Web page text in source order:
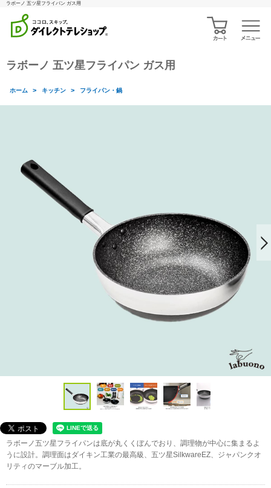
ラボーノ 五ツ星フライパン ガス用
ラボーノ 五ツ星フライパン ガス用
ホーム > キッチン > フライパン・鍋
ラボーノ五ツ星フライパンは底が丸くくぼんでおり、調理物が中心に集まるよ
うに設計。調理面はダイキン工業の最高級、五ツ星SilkwareEZ、ジャパンクオ
リティのマーブル加工。